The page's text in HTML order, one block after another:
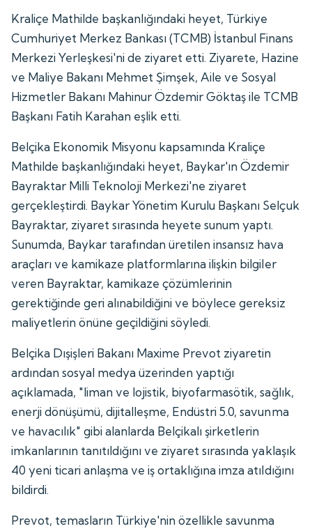
Kraliçe Mathilde başkanlığındaki heyet, Türkiye
Cumhuriyet Merkez Bankası (TCMB) İstanbul Finans
Merkezi Yerleşkesi'ni de ziyaret etti. Ziyarete, Hazine
ve Maliye Bakanı Mehmet Şimşek, Aile ve Sosyal
Hizmetler Bakanı Mahinur Özdemir Göktaş ile TCMB
Başkanı Fatih Karahan eşlik etti.
Belçika Ekonomik Misyonu kapsamında Kraliçe
Mathilde başkanlığındaki heyet, Baykar'ın Özdemir
Bayraktar Milli Teknoloji Merkezi'ne ziyaret
gerçekleştirdi. Baykar Yönetim Kurulu Başkanı Selçuk
Bayraktar, ziyaret sırasında heyete sunum yaptı.
Sunumda, Baykar tarafından üretilen insansız hava
araçları ve kamikaze platformlarına ilişkin bilgiler
veren Bayraktar, kamikaze çözümlerinin
gerektiğinde geri alınabildiğini ve böylece gereksiz
maliyetlerin önüne geçildiğini söyledi.
Belçika Dışişleri Bakanı Maxime Prevot ziyaretin
ardından sosyal medya üzerinden yaptığı
açıklamada, "liman ve lojistik, biyofarmasötik, sağlık,
enerji dönüşümü, dijitalleşme, Endüstri 5.0, savunma
ve havacılık" gibi alanlarda Belçikalı şirketlerin
imkanlarının tanıtıldığını ve ziyaret sırasında yaklaşık
40 yeni ticari anlaşma ve iş ortaklığına imza atıldığını
bildirdi.
Prevot, temasların Türkiye'nin özellikle savunma